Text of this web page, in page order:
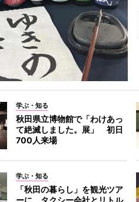
学ぶ・知る
秋田県立博物館で「わけあっ
て絶滅しました。展」 初日
700人来場
学ぶ・知る
「秋田の暮らし」を観光ツア
ーに タクシー会社とリトル